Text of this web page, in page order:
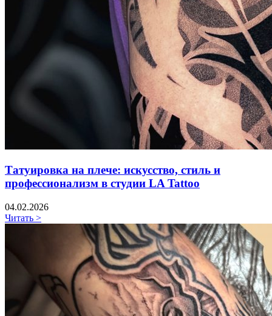
Татуировка на плече: искусство, стиль и
профессионализм в студии LA Tattoo
04.02.2026
Читать >